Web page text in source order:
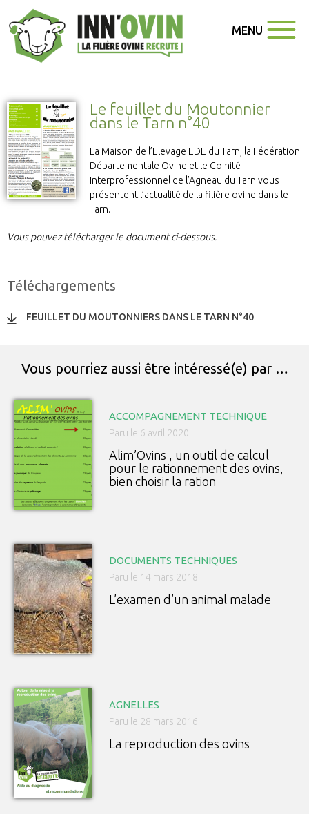
MENU
Le feuillet du Moutonnier
dans le Tarn n°40
La Maison de l’Elevage EDE du Tarn, la Fédération
Départementale Ovine et le Comité
Interprofessionnel de l’Agneau du Tarn vous
présentent l’actualité de la filière ovine dans le
Tarn.
Vous pouvez télécharger le document ci-dessous.
Téléchargements
FEUILLET DU MOUTONNIERS DANS LE TARN N°40
Vous pourriez aussi être intéressé(e) par …
ACCOMPAGNEMENT TECHNIQUE
Paru le 6 avril 2020
Alim’Ovins , un outil de calcul
pour le rationnement des ovins,
bien choisir la ration
DOCUMENTS TECHNIQUES
Paru le 14 mars 2018
L’examen d’un animal malade
AGNELLES
Paru le 28 mars 2016
La reproduction des ovins